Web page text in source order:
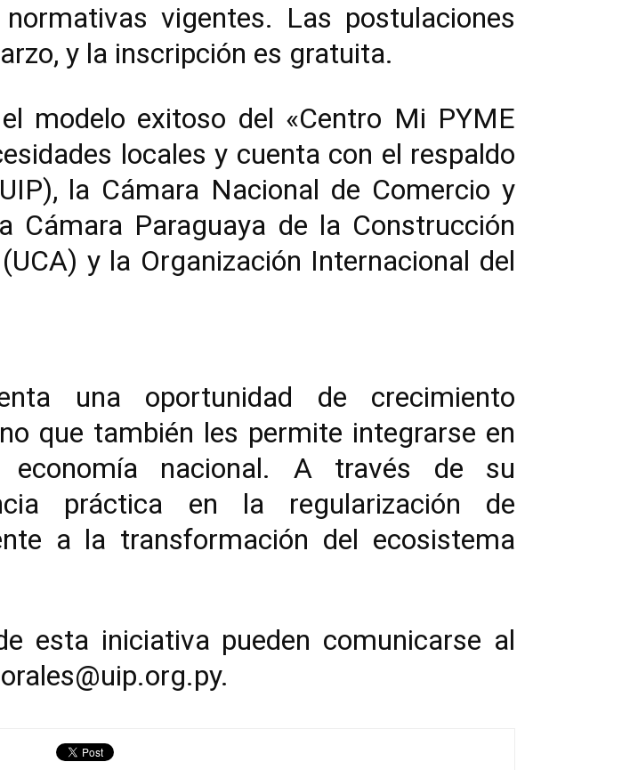
vigentes. Las postulaciones
y la inscripción es gratuita.
modelo exitoso del «Centro Mi PYME
locales y cuenta con el respaldo
la Cámara Nacional de Comercio y
Cámara Paraguaya de la Construcción
y la Organización Internacional del
una oportunidad de crecimiento
que también les permite integrarse en
nacional. A través de su
práctica en la regularización de
a la transformación del ecosistema
esta iniciativa pueden comunicarse al